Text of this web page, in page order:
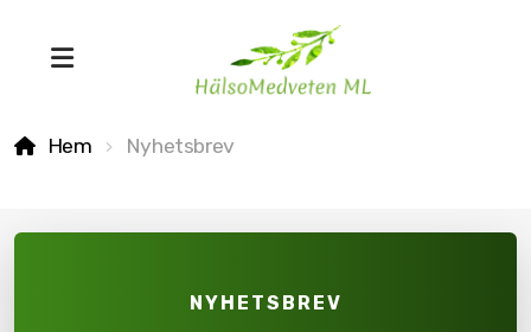
Hem Nyhetsbrev
NYHETSBREV